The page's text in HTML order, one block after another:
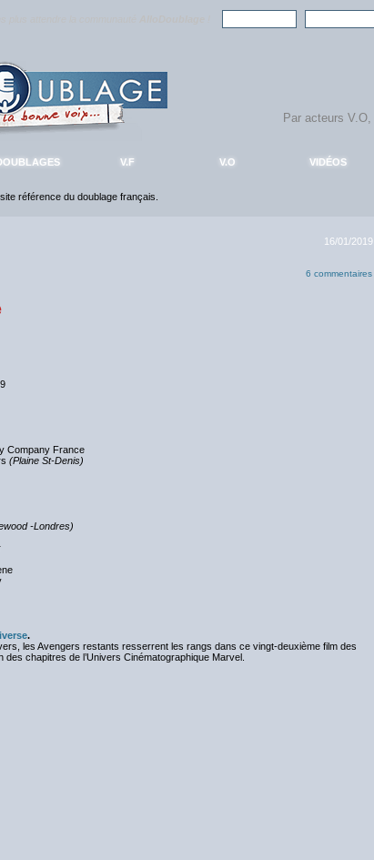
V.F V.O VIDÉOS
site référence du doublage français.
16/01/2019
6 commentaires
Company France
(Plaine St-Denis)
-Londres)
.
les Avengers restants resserrent les rangs dans ce vingt-deuxième film des
des chapitres de l’Univers Cinématographique Marvel.